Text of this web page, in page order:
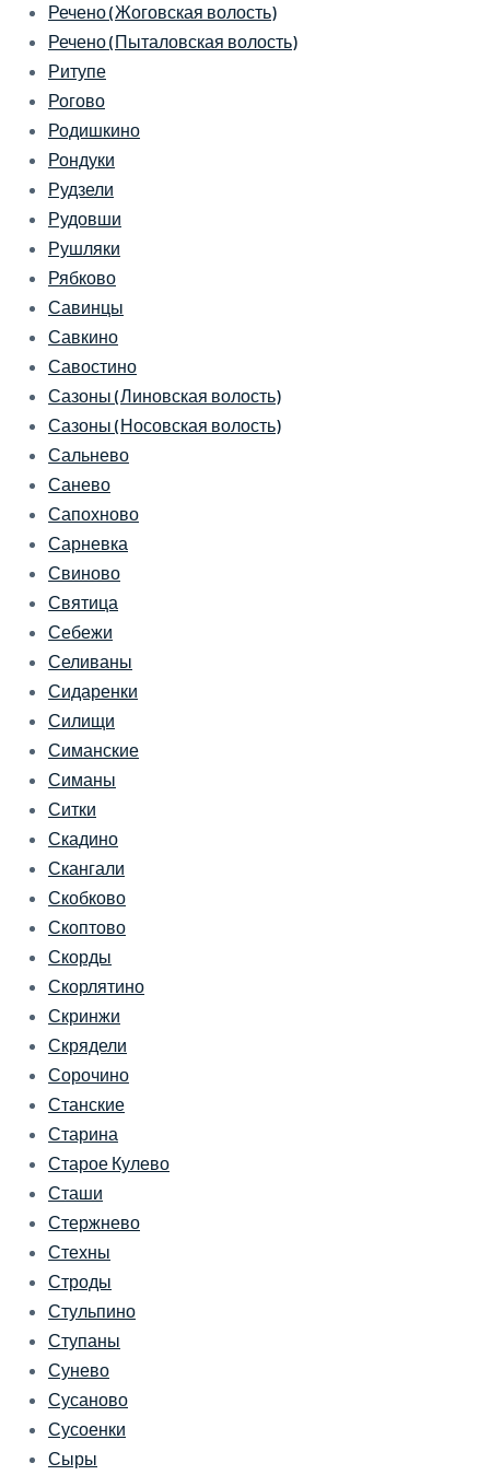
Речено (Жоговская волость)
Речено (Пыталовская волость)
Ритупе
Рогово
Родишкино
Рондуки
Рудзели
Рудовши
Рушляки
Рябково
Савинцы
Савкино
Савостино
Сазоны (Линовская волость)
Сазоны (Носовская волость)
Сальнево
Санево
Сапохново
Сарневка
Свиново
Святица
Себежи
Селиваны
Сидаренки
Силищи
Симанские
Симаны
Ситки
Скадино
Скангали
Скобково
Скоптово
Скорды
Скорлятино
Скринжи
Скрядели
Сорочино
Станские
Старина
Старое Кулево
Сташи
Стержнево
Стехны
Строды
Стульпино
Ступаны
Сунево
Сусаново
Сусоенки
Сыры